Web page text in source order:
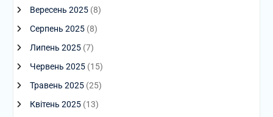
Вересень 2025(8)
Серпень 2025(8)
Липень 2025(7)
Червень 2025(15)
Травень 2025(25)
Квітень 2025(13)